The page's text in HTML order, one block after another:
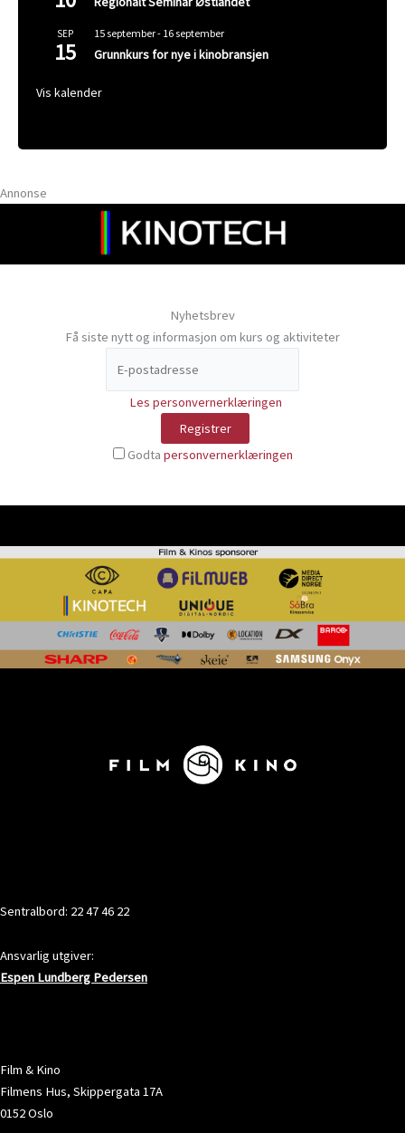
SEP
15
15 september- 16 september
Grunnkurs for nye i kinobransjen
Vis kalender
Annonse
Nyhetsbrev
Få siste nytt og informasjon om kurs og aktiviteter
Les personvernerklæringen
Godta personvernerklæringen
Sentralbord: 22 47 46 22
Ansvarlig utgiver:
Espen Lundberg Pedersen
Film & Kino
Filmens Hus, Skippergata 17A
0152 Oslo